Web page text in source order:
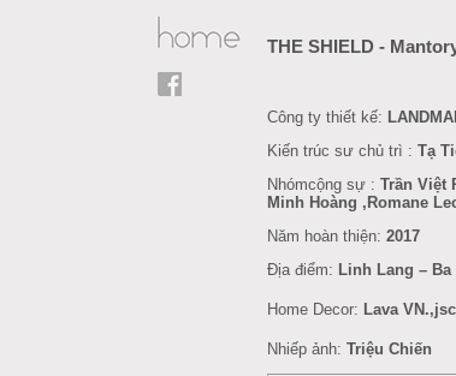
THE SHIELD -
Công ty thiết kế:
Kiến trúc sư chủ trì : Tạ
Nhómcộng sự : Trần Việt
Minh Hoàng ,Romane
Năm hoàn thiện: 2017
Địa điểm: Linh Lang –
Home Decor: Lava VN.,jsc
Nhiếp ảnh: Triệu Chiến